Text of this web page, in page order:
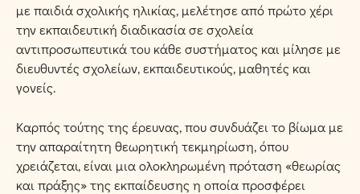
με παιδιά σχολικής ηλικίας, μελέτησε από πρώτο χέρι
την εκπαιδευτική διαδικασία σε σχολεία
αντιπροσωπευτικά του κάθε συστήματος και μίλησε με
διευθυντές σχολείων, εκπαιδευτικούς, μαθητές και
γονείς.
Καρπός τούτης της έρευνας, που συνδυάζει το βίωμα με
την απαραίτητη θεωρητική τεκμηρίωση, όπου
χρειάζεται, είναι μια ολοκληρωμένη πρόταση «θεωρίας
και πράξης» της εκπαίδευσης η οποία προσφέρει